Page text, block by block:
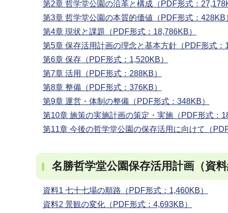
第2章 哲学堂公園の沿革と構成（PDF形式：
第3章 哲学堂公園の本質的価値（PDF形式：428KB
第4章 現状と課題（PDF形式：18,786KB）
第5章 保存活用計画の理念と基本方針（PDF形式：
第6章 保存（PDF形式：1,520KB）
第7章 活用（PDF形式：288KB）
第8章 整備（PDF形式：376KB）
第9章 運営・体制の整備（PDF形式：348KB）
第10章 施策の実施計画の策定・実施（PDF形式：
第11章 今後の哲学堂公園の保存活用に向けて（
名勝哲学堂公園保存活用計画（資料
資料1 七十七場の順路（PDF形式：1,460KB）
資料2 景観の変化（PDF形式：4,693KB）